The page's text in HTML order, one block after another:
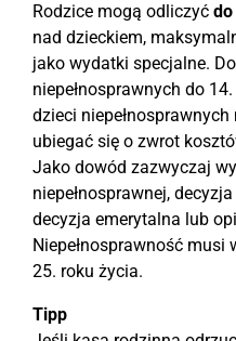
Rodzice mogą odliczyć
nad dzieckiem,
jako wydatki specjalne.
niepełnosprawnych do
dzieci
ubiegać się o zwrot
Jako dowód zazwyczaj
niepełnosprawnej,
decyzja emerytalna lub
Niepełnosprawność musi
25. roku życia.
Tipp